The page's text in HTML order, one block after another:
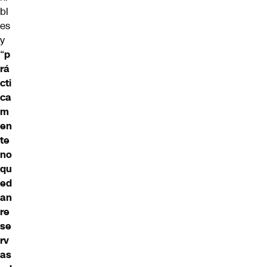
bl
es
y
“p
rá
cti
ca
m
en
te
no
qu
ed
an
re
se
rv
as